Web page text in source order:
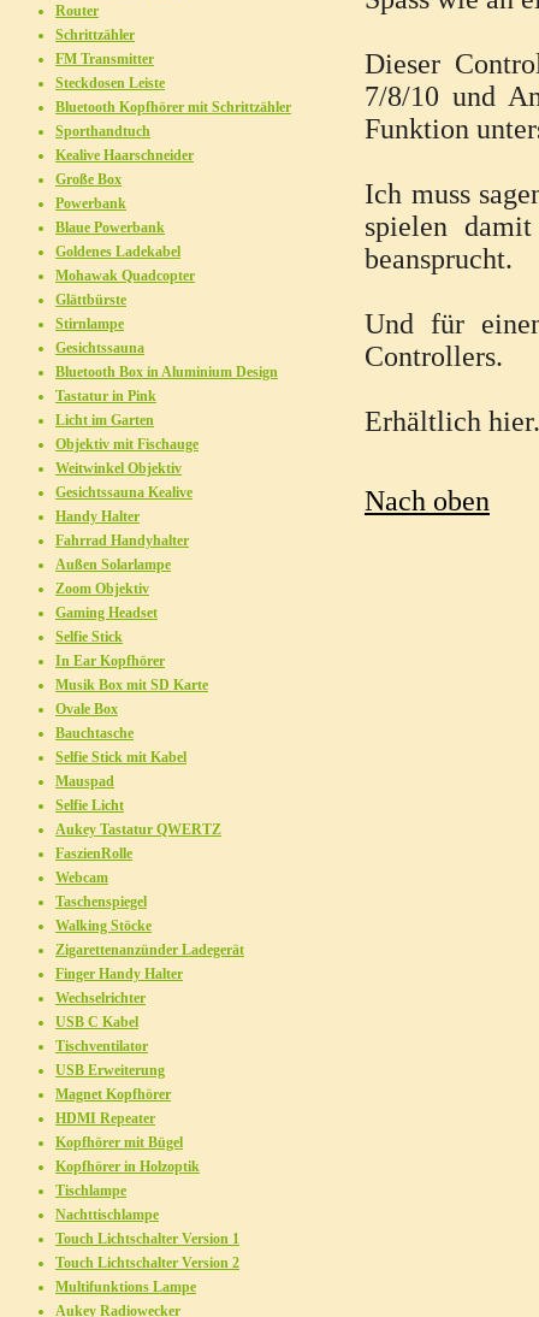
Dieser
7/8/10 und
Funktion
Ich muss
spielen
beansprucht.
Und für
Controllers.
Erhältlich hier.
Nach oben
Router
Schrittzähler
FM Transmitter
Steckdosen Leiste
Bluetooth Kopfhörer mit Schrittzähler
Sporthandtuch
Kealive Haarschneider
Große Box
Powerbank
Blaue Powerbank
Goldenes Ladekabel
Mohawak Quadcopter
Glättbürste
Stirnlampe
Gesichtssauna
Bluetooth Box in Aluminium Design
Tastatur in Pink
Licht im Garten
Objektiv mit Fischauge
Weitwinkel Objektiv
Gesichtssauna Kealive
Handy Halter
Fahrrad Handyhalter
Außen Solarlampe
Zoom Objektiv
Gaming Headset
Selfie Stick
In Ear Kopfhörer
Musik Box mit SD Karte
Ovale Box
Bauchtasche
Selfie Stick mit Kabel
Mauspad
Selfie Licht
Aukey Tastatur QWERTZ
FaszienRolle
Webcam
Taschenspiegel
Walking Stöcke
Zigarettenanzünder Ladegerät
Finger Handy Halter
Wechselrichter
USB C Kabel
Tischventilator
USB Erweiterung
Magnet Kopfhörer
HDMI Repeater
Kopfhörer mit Bügel
Kopfhörer in Holzoptik
Tischlampe
Nachttischlampe
Touch Lichtschalter Version 1
Touch Lichtschalter Version 2
Multifunktions Lampe
Aukey Radiowecker